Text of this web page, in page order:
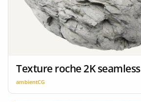
Texture roche 2K seamless
ambientCG